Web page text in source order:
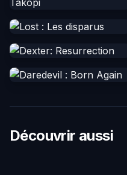
Découvrir aussi